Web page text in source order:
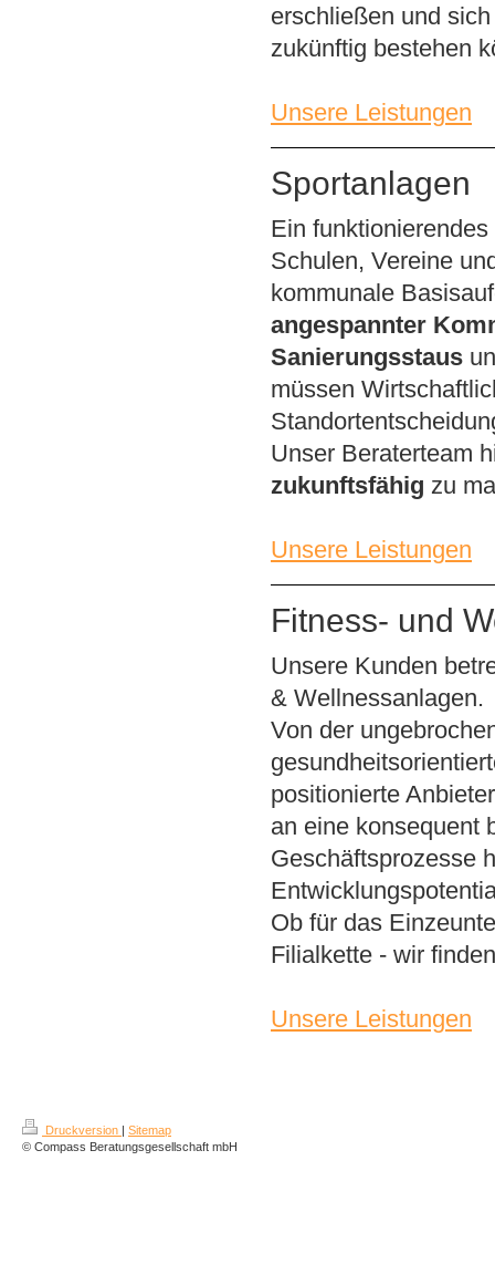
erschließen und
zukünftig bestehen
Unsere Leistungen
Sportanlagen
Ein
Schulen, Vereine
kommunale
angespannter
Sanierungsstaus
müssen
Unser Beraterteam
zukunftsfähig zu
Unsere Leistungen
Fitness- und
Unsere Kunden
& Wellnessanlagen.
Von der
positionierte
an eine konsequent
Geschäftsprozesse
Ob für das
Filialkette - wir
Unsere Leistungen
Druckversion | Sitemap
© Compass Beratungsgesellschaft mbH